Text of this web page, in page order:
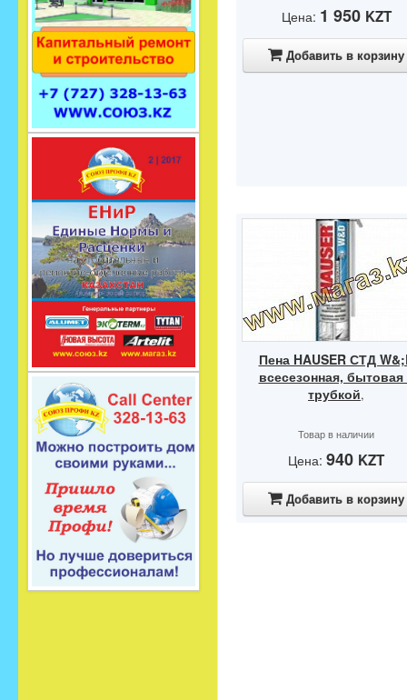
Цена: 1 950 KZT
Добавить в корзину
Пена HAUSER СТД
всесезонная, бытовая
трубкой,
Товар в наличии
Цена: 940 KZT
Добавить в корзину